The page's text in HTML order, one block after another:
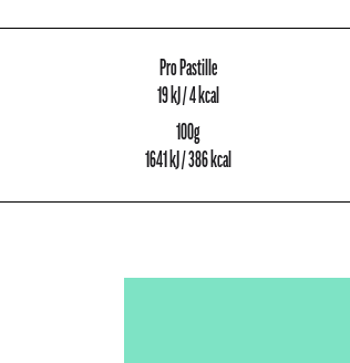
Pro Pastille
19 kJ / 4 kcal
100g
1641 kJ / 386 kcal